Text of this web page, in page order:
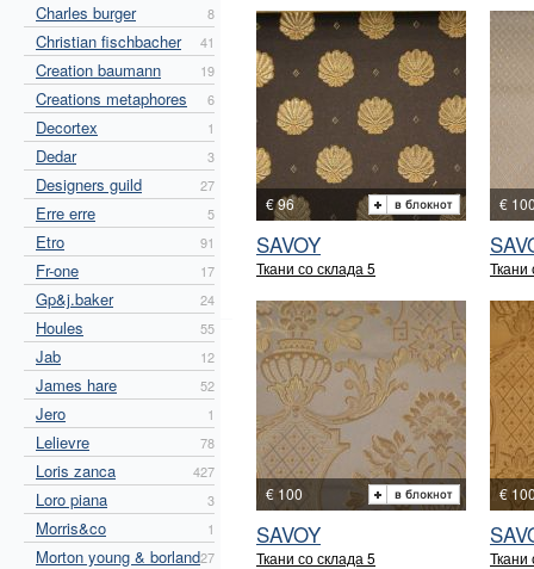
Charles burger 8
Christian fischbacher 41
Creation baumann 19
Creations metaphores 6
Decortex 1
Dedar 3
Designers guild 27
Erre erre 5
Etro 91
Fr-one 17
Gp&j.baker 24
Houles 55
Jab 12
James hare 52
Jero 1
Lelievre 78
Loris zanca 427
Loro piana 3
Morris&co 1
Morton young & borland27
€ 96
SAVOY
Ткани со склада 5
€
Ткани
€ 100
SAVOY
Ткани со склада 5
€
Ткани